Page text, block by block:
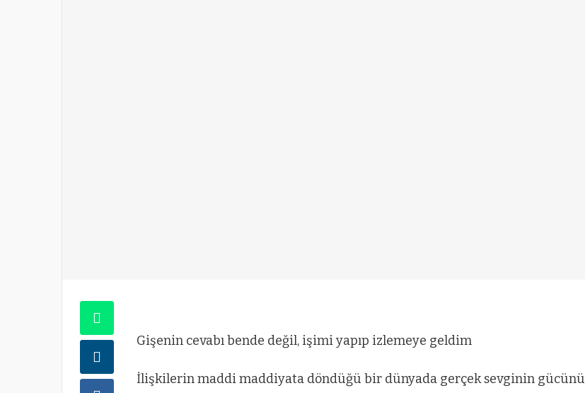
Gişenin cevabı bende değil, işimi yapıp izlemeye geldim
İlişkilerin maddi maddiyata döndüğü bir dünyada gerçek sevginin gücünü